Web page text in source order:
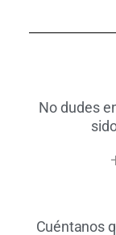
No dudes
Cuéntanos